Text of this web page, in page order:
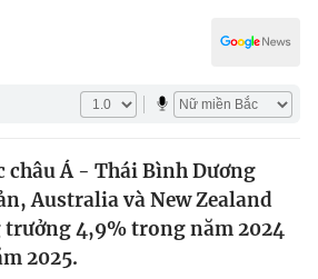
châu Á - Thái Bình Dương
Australia và New Zealand
trưởng 4,9% trong năm 2024
2025.